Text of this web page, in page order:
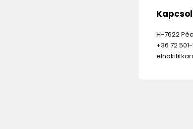
H-7622
+36 72